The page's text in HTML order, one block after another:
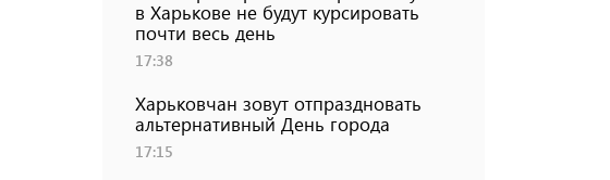
в Харькове не будут курсировать
почти весь день
17:38
Харьковчан зовут отпраздновать
альтернативный День города
17:15